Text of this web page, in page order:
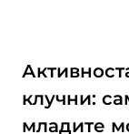
клучни:
младите